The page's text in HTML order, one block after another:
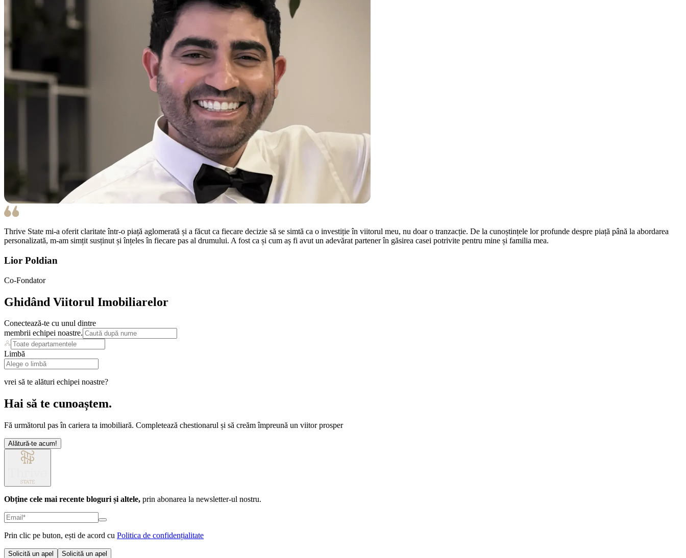
Thrive State mi-a oferit claritate într-o piață aglomerată și a făcut ca fiecare decizie să se simtă ca o investiție în viitorul meu, nu doar o tranzacție. De la cunoștințele lor profunde despre piață până la abordarea
personalizată, m-am simțit susținut și înțeles în fiecare pas al drumului. A fost ca și cum aș fi avut un adevărat partener în găsirea casei potrivite pentru mine și familia mea.
Lior Poldian
Co-Fondator
Ghidând Viitorul Imobiliarelor
Conectează-te cu unul dintre
membrii echipei noastre.
Limbă
vrei să te alături echipei noastre?
Hai să te cunoaștem.
Fă următorul pas în cariera ta imobiliară. Completează chestionarul și să creăm împreună un viitor prosper
Alătură-te acum!
Obține cele mai recente bloguri și altele, prin abonarea la newsletter-ul nostru.
Prin clic pe buton, ești de acord cu Politica de confidențialitate
Solicită un apel Solicită un apel